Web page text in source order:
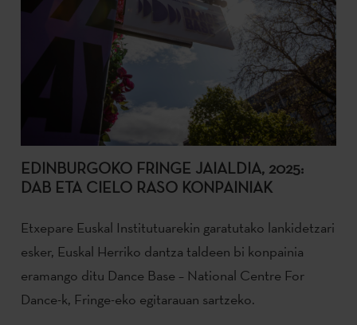
EDINBURGOKO FRINGE JAIALDIA, 2025:
DAB ETA CIELO RASO KONPAINIAK
Etxepare Euskal Institutuarekin garatutako lankidetzari
esker, Euskal Herriko dantza taldeen bi konpainia
eramango ditu Dance Base – National Centre For
Dance-k, Fringe-eko egitarauan sartzeko.